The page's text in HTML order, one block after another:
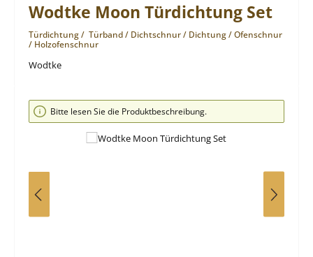
Wodtke Moon Türdichtung Set
Türdichtung / Türband / Dichtschnur / Dichtung / Ofenschnur
/ Holzofenschnur
Wodtke
Bildergalerie überspringen
Bitte lesen Sie die Produktbeschreibung.